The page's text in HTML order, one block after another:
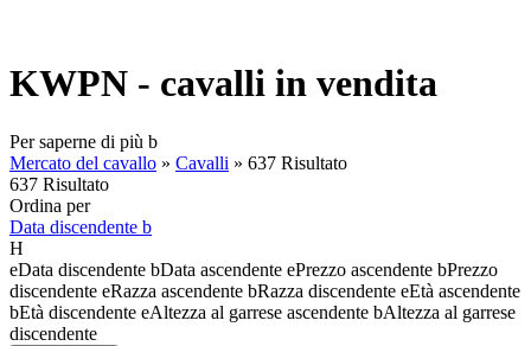
KWPN - cavalli in vendita
Per saperne di più b
Mercato del cavallo » Cavalli » 637 Risultato
637 Risultato
Ordina per
Data discendente b
H
eData discendente bData ascendente ePrezzo ascendente bPrezzo
discendente eRazza ascendente bRazza discendente eEtà ascendente
bEtà discendente eAltezza al garrese ascendente bAltezza al garrese
discendente